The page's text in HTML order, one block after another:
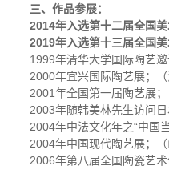
三、作品参展：
2014年入选第十二届全国美
2019年入选第十三届全国美
1999年清华大学国际陶艺邀
2000年宜兴国际陶艺展；（
2001年全国第一届陶艺展；
2003年随韩美林先生访问日
2004年中法文化年之“中国
2004年中国现代陶艺展；（
2006年第八届全国陶瓷艺术